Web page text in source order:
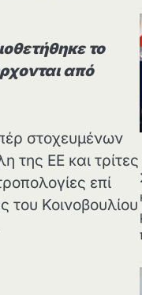
το
από
στοχευμένων
της ΕΕ και τρίτες
επί
του Κοινοβουλίου